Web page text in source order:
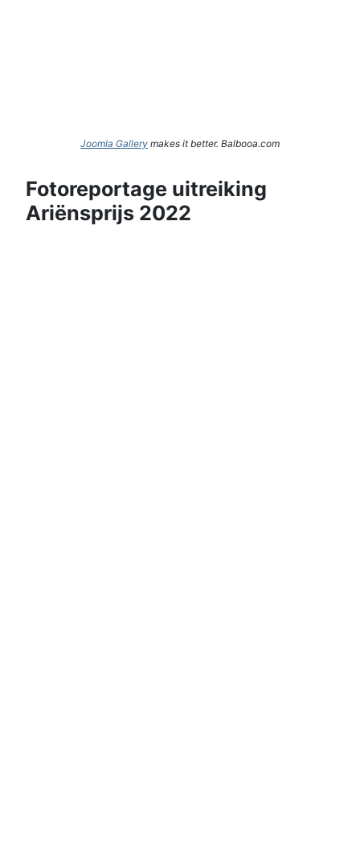
Joomla Gallery makes it better. Balbooa.com
Fotoreportage uitreiking
Ariënsprijs 2022